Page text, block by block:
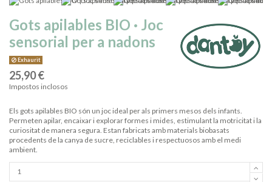
Gots apilables BIO · Joc
sensorial per a nadons
Exhaurit
25,90 €
Impostos inclosos
Els gots apilables BIO són un joc ideal per als primers mesos dels infants.
Permeten apilar, encaixar i explorar formes i mides, estimulant la motricitat i la
curiositat de manera segura. Estan fabricats amb materials biobasats
procedents de la canya de sucre, reciclables i respectuosos amb el medi
ambient.